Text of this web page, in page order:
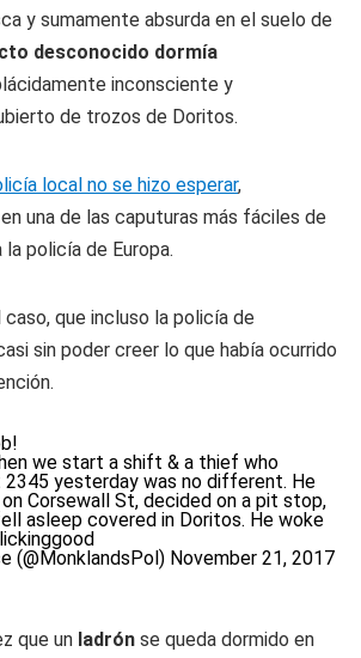
y sumamente absurda en el suelo de
desconocido dormía
inconsciente y
de trozos de Doritos.
local no se hizo esperar,
una de las caputuras más fáciles de
policía de Europa.
que incluso la policía de
sin poder creer lo que había ocurrido
we start a shift & a thief who
yesterday was no different. He
Corsewall St, decided on a pit stop,
asleep covered in Doritos. He woke
(@MonklandsPol) November 21, 2017
que un ladrón se queda dormido en